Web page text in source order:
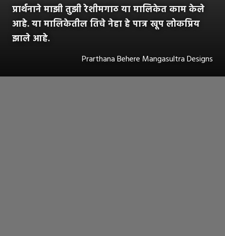
प्रार्थनाने माझी तुझी रेशीमगाठ या मालिकेत काम केले
आहे. या मालिकेतील तिचे नेहा हे पात्र खूप लोकप्रिय
झाले आहे.
Prarthana Behere Mangasultra Designs